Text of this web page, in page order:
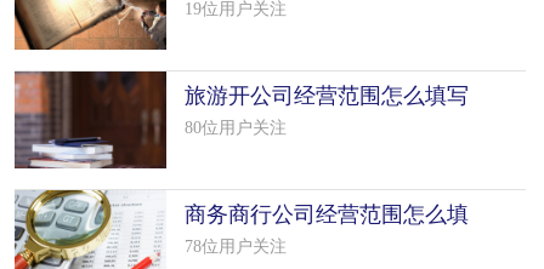
（38个模板）
19位用户关注
旅游开公司经营范围怎么填写
（50个模板）
80位用户关注
商务商行公司经营范围怎么填
写（50个模板）
78位用户关注